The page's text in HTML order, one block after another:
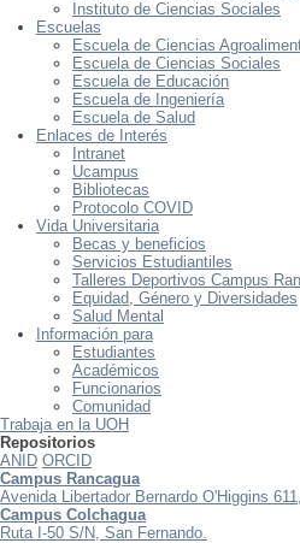
Instituto de Ciencias Sociales
Escuelas
Escuela de Ciencias
Escuela de Ciencias Sociales
Escuela de Educación
Escuela de Ingeniería
Escuela de Salud
Enlaces de Interés
Intranet
Ucampus
Bibliotecas
Protocolo COVID
Vida Universitaria
Becas y beneficios
Servicios Estudiantiles
Talleres Deportivos Campus
Equidad, Género y Diversidades
Salud Mental
Información para
Estudiantes
Académicos
Funcionarios
Comunidad
Trabaja en la UOH
Repositorios
ANID ORCID
Campus Rancagua
Avenida Libertador Bernardo O'Higgins
Campus Colchagua
Ruta I-50 S/N, San Fernando.